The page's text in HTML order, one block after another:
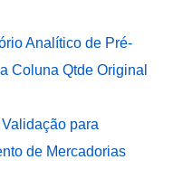
Analítico de Pré-
Coluna Qtde Original
para
de Mercadorias